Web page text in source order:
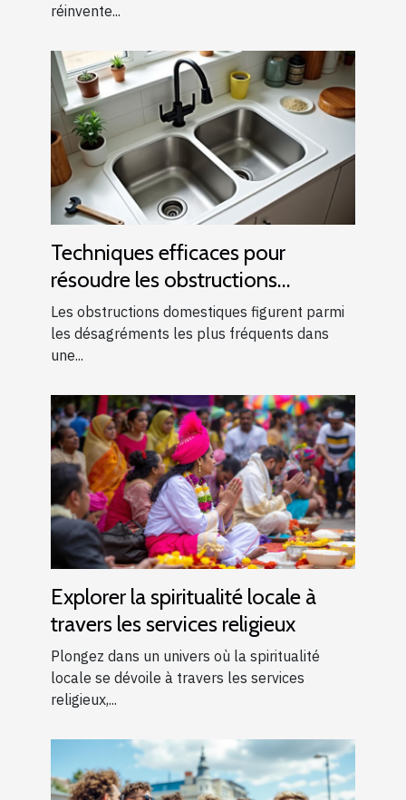
réinvente...
Techniques efficaces pour
résoudre les obstructions
domestiques courantes
Les obstructions domestiques figurent parmi
les désagréments les plus fréquents dans
une...
Explorer la spiritualité locale à
travers les services religieux
Plongez dans un univers où la spiritualité
locale se dévoile à travers les services
religieux,...